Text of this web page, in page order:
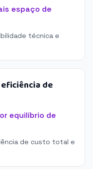
espaço de
técnica e
de
equilíbrio de
de custo total e